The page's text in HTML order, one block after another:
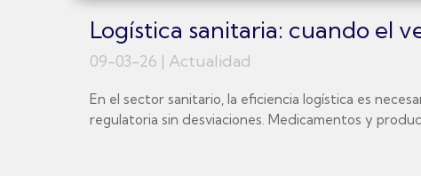
Logística sanitaria: cuando el
09-03-26 | Actualidad
En el sector sanitario, la eficiencia logística es
regulatoria sin desviaciones. Medicamentos y